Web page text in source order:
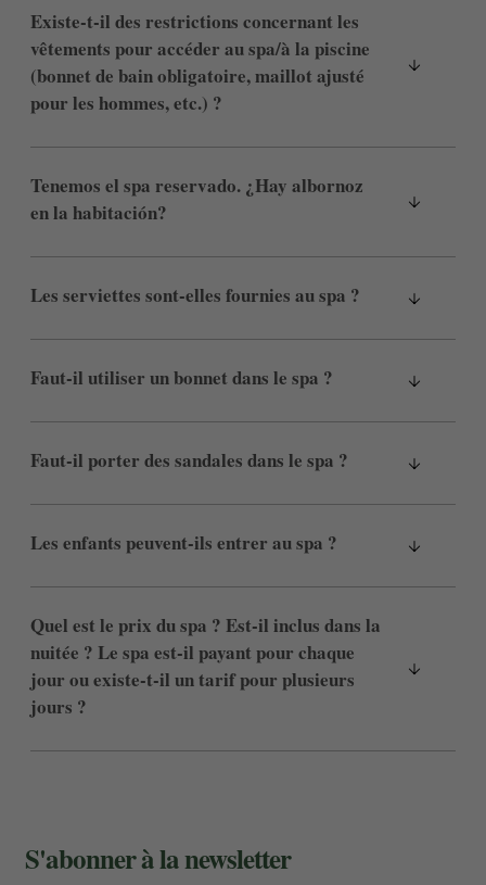
Existe-t-il des restrictions concernant les
vêtements pour accéder au spa/à la piscine
(bonnet de bain obligatoire, maillot ajusté
pour les hommes, etc.) ?
Tenemos el spa reservado. ¿Hay albornoz
en la habitación?
Les serviettes sont-elles fournies au spa ?
Faut-il utiliser un bonnet dans le spa ?
Faut-il porter des sandales dans le spa ?
Les enfants peuvent-ils entrer au spa ?
Quel est le prix du spa ? Est-il inclus dans la
nuitée ? Le spa est-il payant pour chaque
jour ou existe-t-il un tarif pour plusieurs
jours ?
S'abonner à la newsletter